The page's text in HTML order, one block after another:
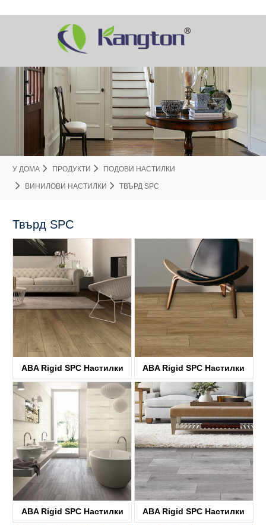
У ДОМА ПРОДУКТИ ПОДОВИ НАСТИЛКИ
ВИНИЛОВИ НАСТИЛКИ ТВЪРД SPC
Твърд SPC
ABA Rigid SPC Настилки
KTV8033
ABA Rigid SPC Настилки
KTV8034
ABA Rigid SPC Настилки ABA Rigid SPC Настилки